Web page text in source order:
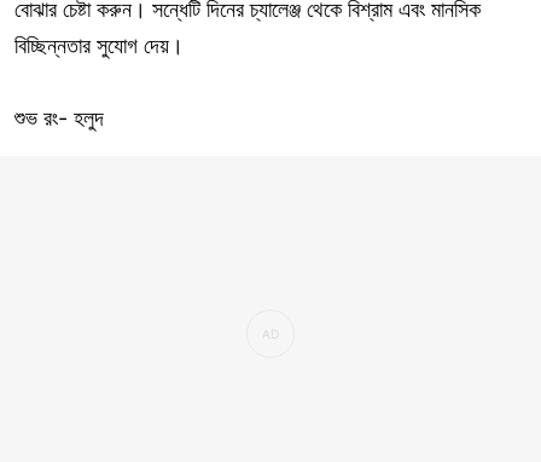
বোঝার চেষ্টা করুন। সন্ধেটি দিনের চ্যালেঞ্জ থেকে বিশ্রাম এবং মানসিক
বিচ্ছিন্নতার সুযোগ দেয়।
শুভ রং- হলুদ